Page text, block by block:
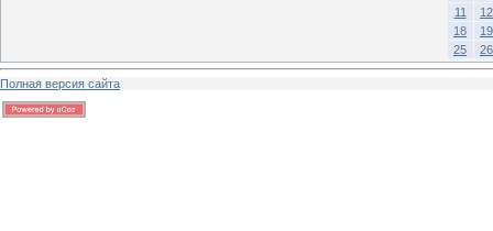
11
12
18
19
25
26
Полная версия сайта